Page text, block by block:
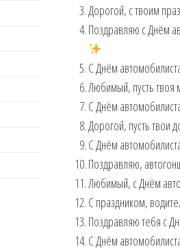
Дорогой, с твоим
Поздравляю с Днём
С Днём
Любимый, пусть твоя
С Днём
Дорогой, пусть твои
С Днём
Поздравляю,
Любимый, с Днём
С праздником,
Поздравляю тебя с
С Днём